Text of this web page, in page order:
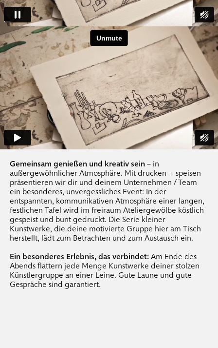
.mappenkurse
.mappen-coachings
.photographie
.photographiekurse
.photo workshops
.photo mappenkurse
.individual-coachings photo
.events
.teamevents
.drucken + speisen
.location freiraum
.coachings
.individual-coachings
.mappen-coachings
Gemeinsam genießen und kreativ sein– in
außergewöhnlicher Atmosphäre. Mit drucken + speisen
präsentieren wir dir und deinem Unternehmen / Team
ein besonderes, unvergessliches Event: In der
entspannten, kommunikativen Atmosphäre einer langen,
festlichen Tafel wird im freiraum Ateliergewölbe köstlich
gespeist und bunt gedruckt. Die Serie kleiner
Kunstwerke, die deine motivierte Gruppe hier am Tisch
herstellt, lädt zum Betrachten und zum Austausch ein.
Ein besonderes Erlebnis, das verbindet:Am Ende des
Abends flattern jede Menge Kunstwerke deiner stolzen
Künstlergruppe an einer Leine. Gute Laune und gute
Gespräche sind garantiert.